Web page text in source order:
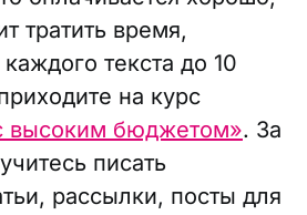
тратить время,
текста до 10
на курс
высоким бюджетом». За
писать
рассылки, посты для